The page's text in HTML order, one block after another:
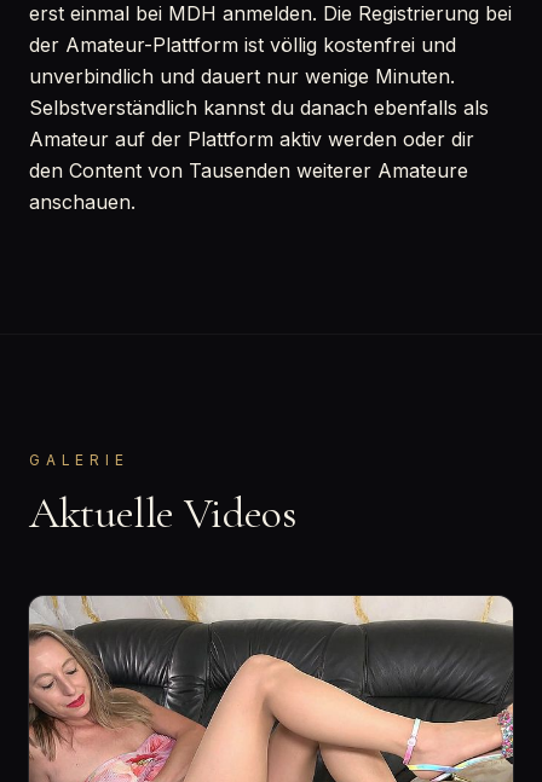
erst einmal bei MDH anmelden. Die Registrierung bei
der Amateur-Plattform ist völlig kostenfrei und
unverbindlich und dauert nur wenige Minuten.
Selbstverständlich kannst du danach ebenfalls als
Amateur auf der Plattform aktiv werden oder dir
den Content von Tausenden weiterer Amateure
anschauen.
GALERIE
Aktuelle Videos